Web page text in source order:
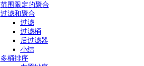
范围限定的聚合
过滤和聚合
过滤
过滤桶
后过滤器
小结
多桶排序